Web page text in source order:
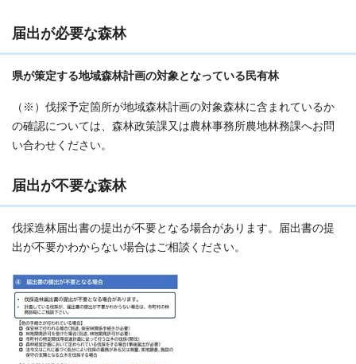
届出が必要な森林
県が策定する地域森林計画の対象となっている民有林
（※）伐採予定箇所が地域森林計画の対象森林に含まれているか
の確認については、森林政策課又は農林事務所農地林務課へお問
い合わせください。
届出が不要な森林
伐採造林届出書の提出が不要となる場合があります。届出書の提
出が不要かわからない場合はご相談ください。